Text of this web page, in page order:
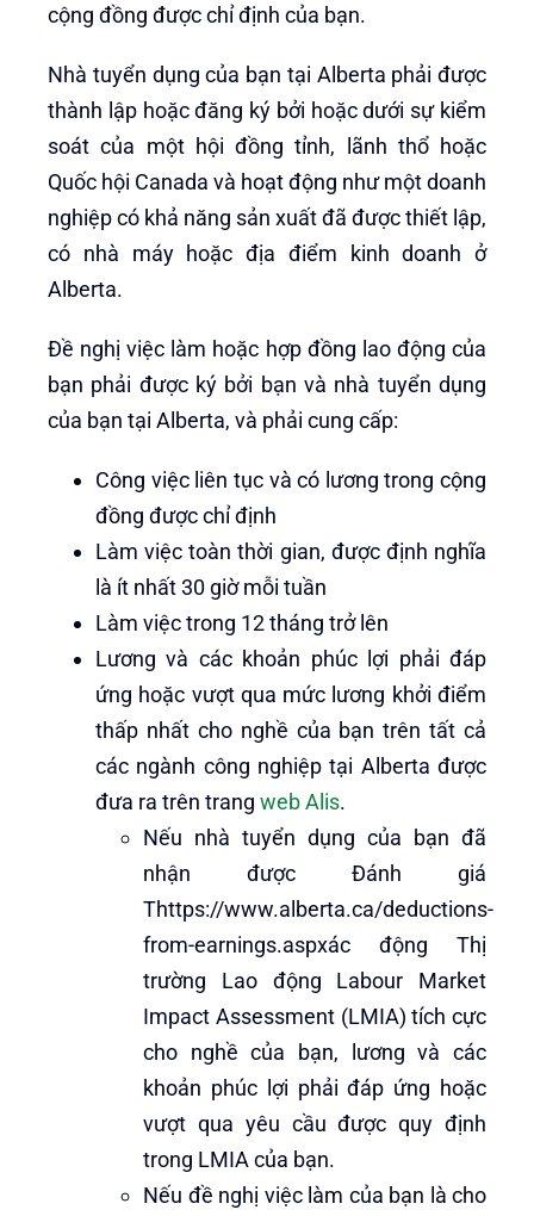
cộng đồng được chỉ định của bạn.
Nhà tuyển dụng của bạn tại Alberta phải được
thành lập hoặc đăng ký bởi hoặc dưới sự kiểm
soát của một hội đồng tỉnh, lãnh thổ hoặc
Quốc hội Canada và hoạt động như một doanh
nghiệp có khả năng sản xuất đã được thiết lập,
có nhà máy hoặc địa điểm kinh doanh ở
Alberta.
Đề nghị việc làm hoặc hợp đồng lao động của
bạn phải được ký bởi bạn và nhà tuyển dụng
của bạn tại Alberta, và phải cung cấp:
Công việc liên tục và có lương trong cộng
đồng được chỉ định
Làm việc toàn thời gian, được định nghĩa
là ít nhất 30 giờ mỗi tuần
Làm việc trong 12 tháng trở lên
Lương và các khoản phúc lợi phải đáp
ứng hoặc vượt qua mức lương khởi điểm
thấp nhất cho nghề của bạn trên tất cả
các ngành công nghiệp tại Alberta được
đưa ra trên trang web Alis.
Nếu nhà tuyển dụng của bạn đã
nhận được Đánh giá
Thttps://www.alberta.ca/deductions-
from-earnings.aspxác động Thị
trường Lao động Labour Market
Impact Assessment (LMIA) tích cực
cho nghề của bạn, lương và các
khoản phúc lợi phải đáp ứng hoặc
vượt qua yêu cầu được quy định
trong LMIA của bạn.
Nếu đề nghị việc làm của bạn là cho